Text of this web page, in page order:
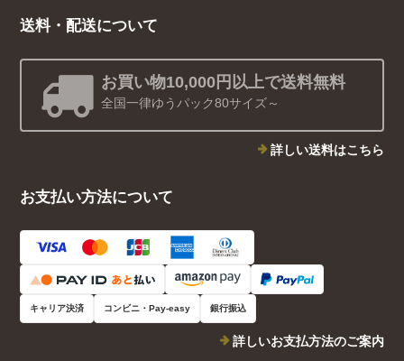
送料・配送について
お買い物10,000円以上で送料無料
全国一律ゆうパック80サイズ～
詳しい送料はこちら
お支払い方法について
キャリア決済 コンビニ・Pay-easy 銀行振込
詳しいお支払方法のご案内